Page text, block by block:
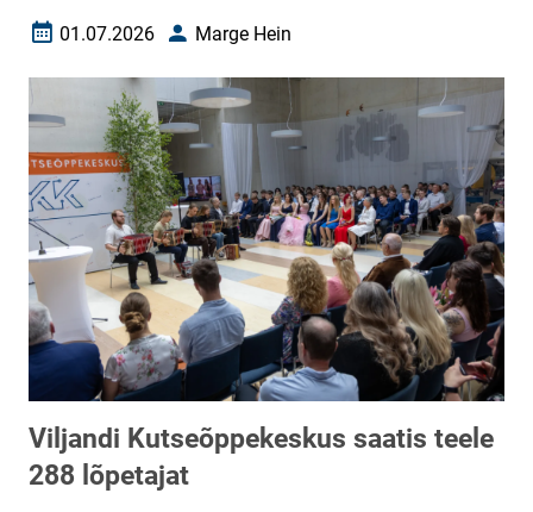
Loomise kuupäev
01.07.2026 AutorMarge Hein
Viljandi Kutseõppekeskus saatis teele
288 lõpetajat